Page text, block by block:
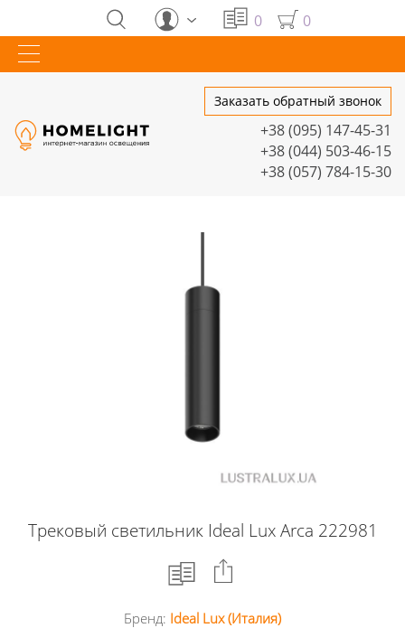
0 0
Заказать обратный звонок
+38 (095) 147-45-31
+38 (044) 503-46-15
+38 (057) 784-15-30
Трековый светильник Ideal Lux Arca 222981
Бренд: Ideal Lux (Италия)